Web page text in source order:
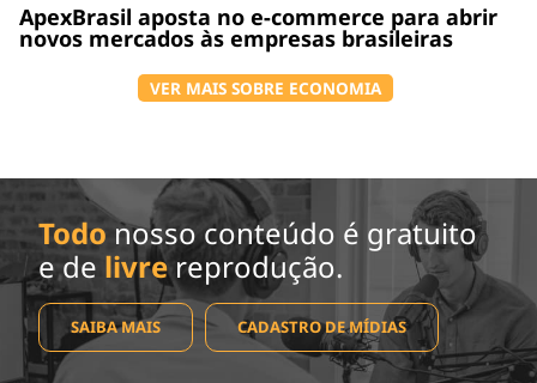
ApexBrasil aposta no e-commerce para abrir
novos mercados às empresas brasileiras
VER MAIS SOBRE ECONOMIA
Todo nosso conteúdo é gratuito
e de livrereprodução.
SAIBA MAIS CADASTRO DE MÍDIAS